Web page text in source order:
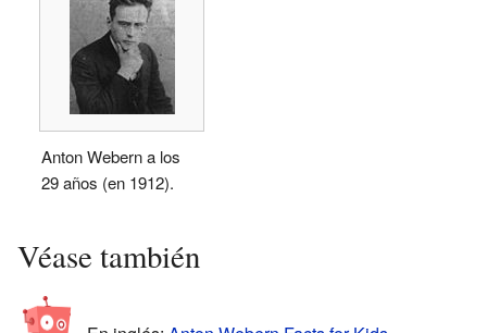
Anton Webern a los
29 años (en 1912).
Véase también